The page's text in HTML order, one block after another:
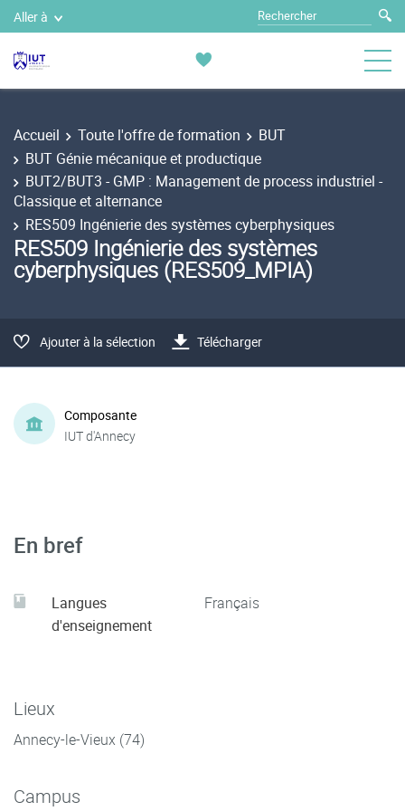
Aller à
Accueil Toute l'offre de formation
BUT
BUT Génie mécanique et productique
BUT2/BUT3 - GMP : Management de process industriel -
Classique et alternance
RES509 Ingénierie des systèmes cyberphysiques
RES509 Ingénierie des systèmes
cyberphysiques (RES509_MPIA)
Ajouter à la sélection Télécharger
Composante
IUT d'Annecy
En bref
Langues
d'enseignement
Français
Lieux
Annecy-le-Vieux (74)
Campus